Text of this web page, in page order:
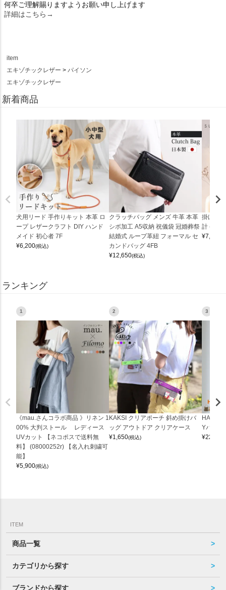
何卒ご理解賜りますようお願い申し上げます
詳細はこちら→
item
エキゾチックレザー
パイソン
エキゾチックレザー
新着商品
犬用リード 手作りキット 本革 ロ
ープ レザークラフト DIY ハンド
メイド 初心者 7F
¥6,200(税込)
クラッチバッグ メンズ 牛革 本革
シボ加工 A5収納 祝儀袋 冠婚葬祭
結婚式 ループ革紐 フォーマル セ
カンドバッグ 4FB
¥12,650(税込)
掛け時
計
¥7,150
ランキング
1
《mau.さんコラボ商品 》リネン 1
00% 大判ストール レディース
UVカット 【ネコポスで送料無
料】 (08000252r) 【名入れ刺繍可
能】
¥5,900(税込)
2
KAKSI クリアポーチ 斜め掛けバ
ッグ アウトドア クリアケース
¥1,650(税込)
3
Yバッグ
¥22,000
ITEM
商品一覧
カテゴリから探す
ブランドから探す